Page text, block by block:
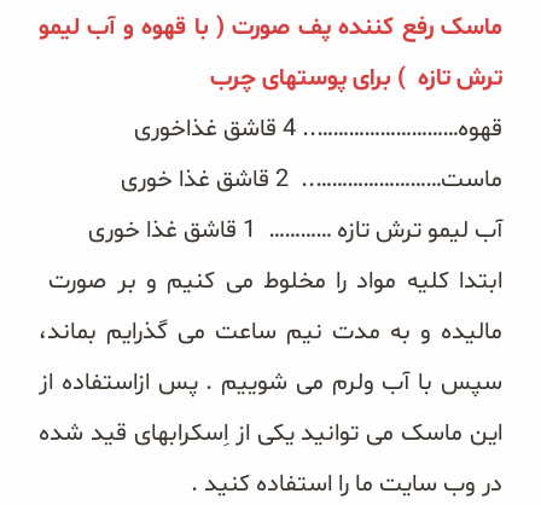
وبلاگ
ماسک رفع کننده پف صورت ( با قهوه و آب لیمو
ترش تازه ) برای پوستهای چرب
قهوه……………………….. 4 قاشق غذاخوری
ماست…………………….. 2 قاشق غذا خوری
آب لیمو ترش تازه ………… 1 قاشق غذا خوری
ابتدا کلیه مواد را مخلوط می کنیم و بر صورت
مالیده و به مدت نیم ساعت می گذرایم بماند،
سپس با آب ولرم می شوییم . پس ازاستفاده از
این ماسک می توانید یکی از اِسکرابهای قید شده
در وب سایت ما را استفاده کنید .